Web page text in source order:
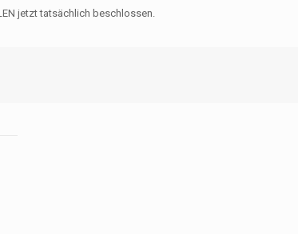
jetzt tatsächlich beschlossen.